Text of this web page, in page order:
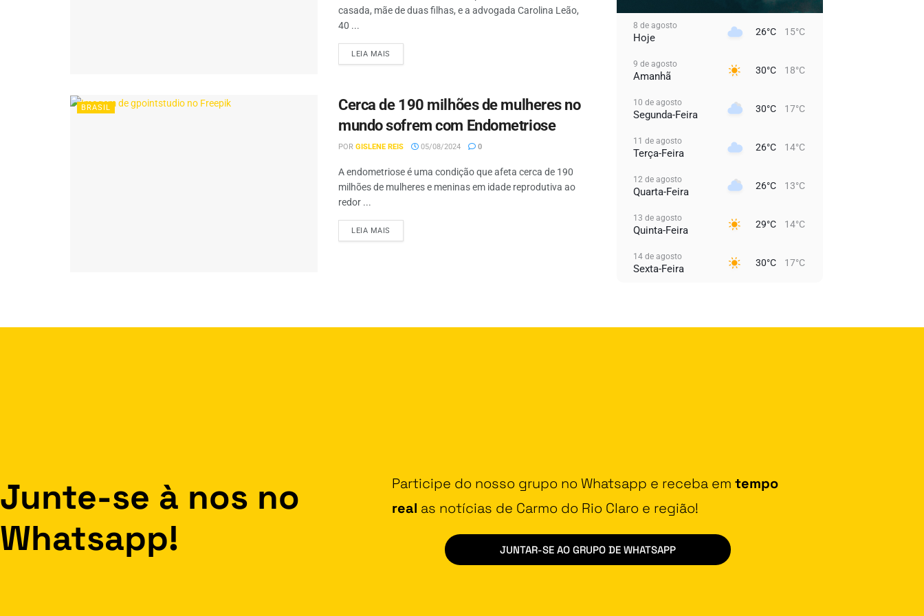
casada, mãe de duas filhas, e a advogada Carolina Leão,
40 ...
LEIA MAIS
BRASIL
Cerca de 190 milhões de mulheres no
mundo sofrem com Endometriose
POR GISLENE REIS 05/08/2024 0
A endometriose é uma condição que afeta cerca de 190
milhões de mulheres e meninas em idade reprodutiva ao
redor ...
LEIA MAIS
8 de agosto
Hoje 26°C 15°C
9 de agosto
Amanhã 30°C 18°C
10 de agosto
Segunda-Feira 30°C 17°C
11 de agosto
Terça-Feira 26°C 14°C
12 de agosto
Quarta-Feira 26°C 13°C
13 de agosto
Quinta-Feira 29°C 14°C
14 de agosto
Sexta-Feira 30°C 17°C
Junte-se à nos no
Whatsapp!
Participe do nosso grupo no Whatsapp e receba em tempo
real as notícias de Carmo do Rio Claro e região!
JUNTAR-SE AO GRUPO DE WHATSAPP